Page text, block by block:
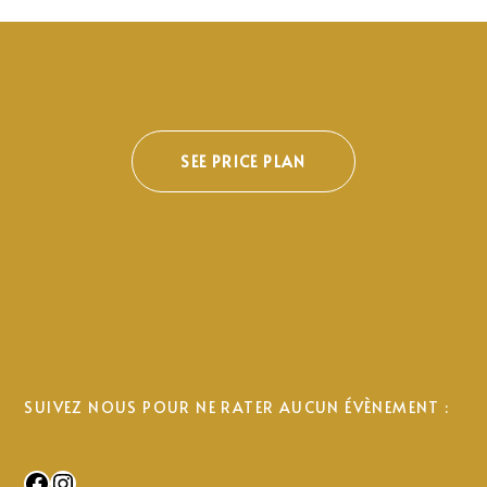
SEE PRICE PLAN
SUIVEZ NOUS POUR NE RATER AUCUN ÉVÈNEMENT :